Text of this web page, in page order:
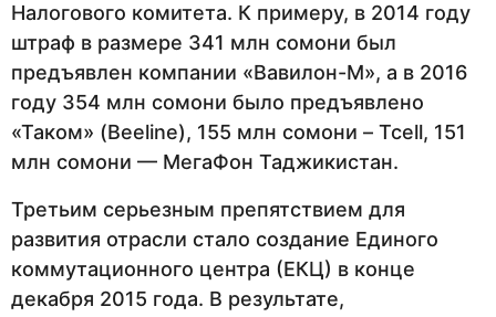
Налогового комитета. К примеру, в 2014 году
штраф в размере 341 млн сомони был
предъявлен компании «Вавилон-М», а в 2016
году 354 млн сомони было предъявлено
«Таком» (Beeline), 155 млн сомони – Tcell, 151
млн сомони — МегаФон Таджикистан.
Третьим серьезным препятствием для
развития отрасли стало создание Единого
коммутационного центра (ЕКЦ) в конце
декабря 2015 года. В результате,